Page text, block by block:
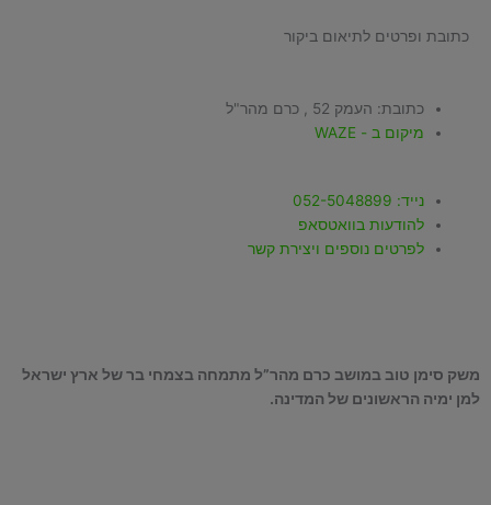
כתובת ופרטים לתיאום ביקור
כתובת: העמק 52 , כרם מהר"ל
מיקום ב - WAZE
נייד: 052-5048899
להודעות בוואטסאפ
לפרטים נוספים ויצירת קשר
משק סימן טוב במושב כרם מהר”ל מתמחה בצמחי בר של ארץ ישראל
למן ימיה הראשונים של המדינה.